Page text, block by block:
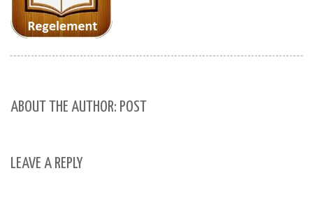
ABOUT THE AUTHOR: POST
LEAVE A REPLY